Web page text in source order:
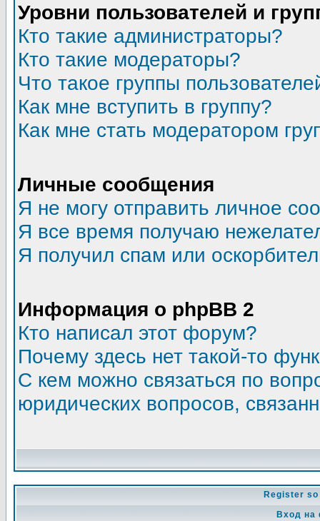
Уровни пользователей и
Кто такие администраторы?
Кто такие модераторы?
Что такое группы
Как мне вступить в группу?
Как мне стать модератором
Личные сообщения
Я не могу отправить личное
Я все время получаю
Я получил спам или
Информация о phpBB 2
Кто написал этот форум?
Почему здесь нет такой-то
С кем можно связаться по
юридических вопросов,
Register
Вход на